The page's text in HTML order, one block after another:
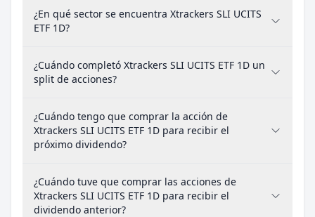
¿En qué sector se encuentra Xtrackers SLI UCITS
ETF 1D?
¿Cuándo completó Xtrackers SLI UCITS ETF 1D un
split de acciones?
¿Cuándo tengo que comprar la acción de
Xtrackers SLI UCITS ETF 1D para recibir el
próximo dividendo?
¿Cuándo tuve que comprar las acciones de
Xtrackers SLI UCITS ETF 1D para recibir el
dividendo anterior?